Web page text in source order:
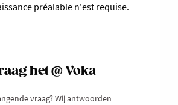
préalable n'est requise.
het @ Voka
vraag? Wij antwoorden